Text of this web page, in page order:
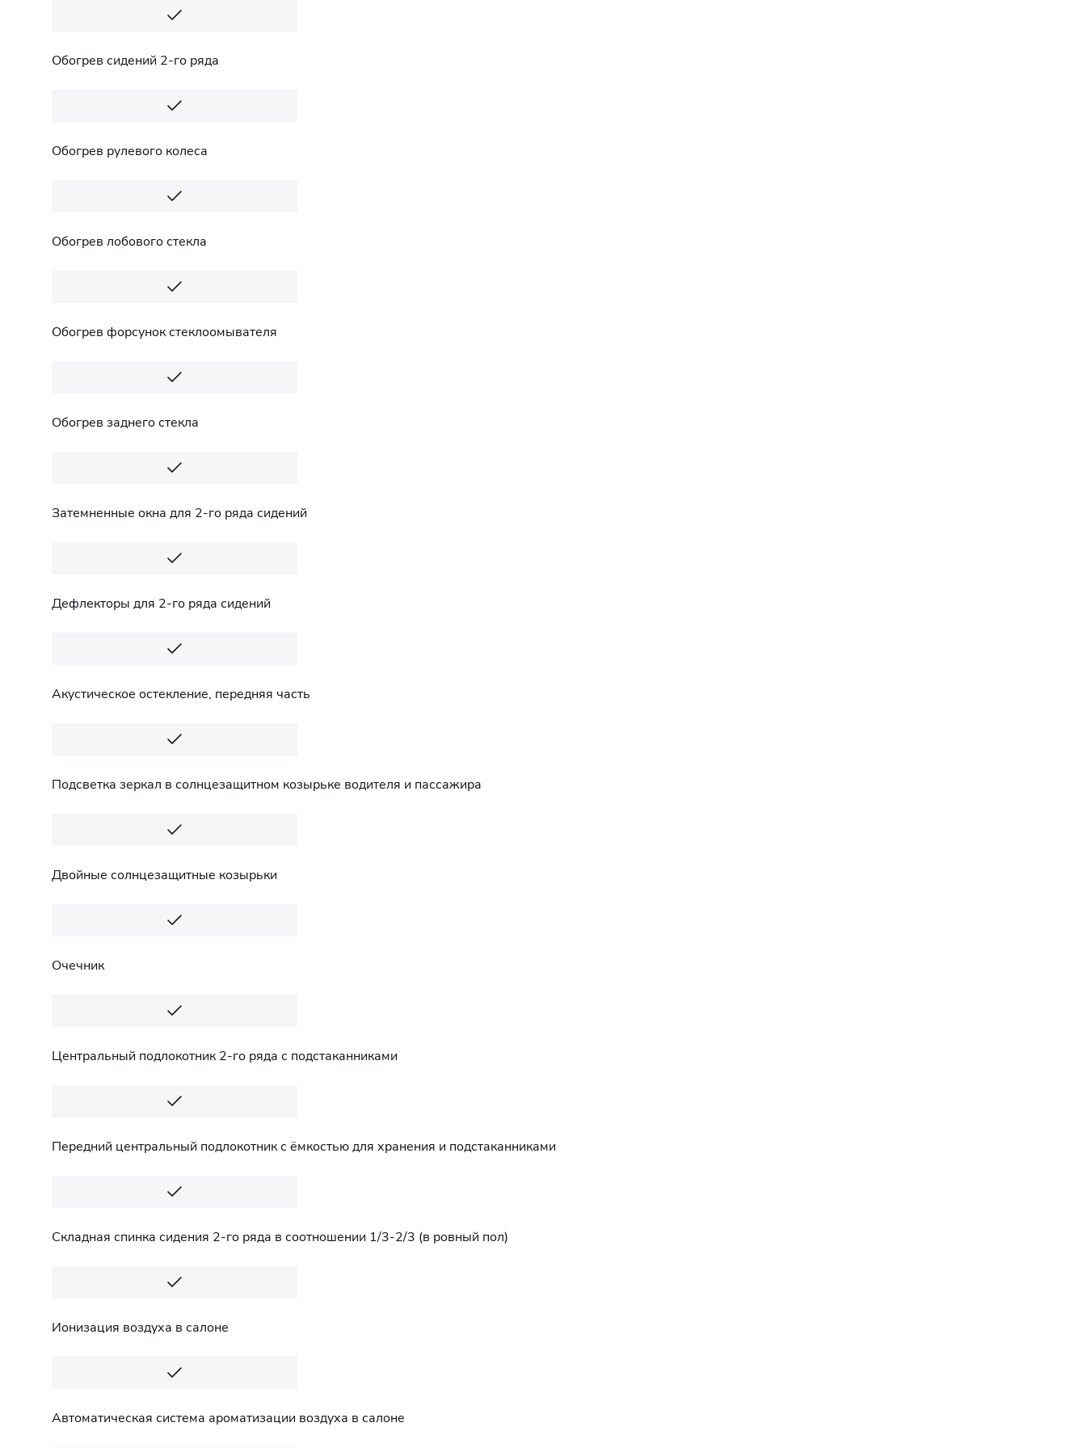
Обогрев сидений 2-го ряда
Обогрев рулевого колеса
Обогрев лобового стекла
Обогрев форсунок стеклоомывателя
Обогрев заднего стекла
Затемненные окна для 2-го ряда сидений
Дефлекторы для 2-го ряда сидений
Акустическое остекление, передняя часть
Подсветка зеркал в солнцезащитном козырьке водителя и пассажира
Двойные солнцезащитные козырьки
Очечник
Центральный подлокотник 2-го ряда с подстаканниками
Передний центральный подлокотник с ёмкостью для хранения и подстаканниками
Складная спинка сидения 2-го ряда в соотношении 1/3-2/3 (в ровный пол)
Ионизация воздуха в салоне
Автоматическая система ароматизации воздуха в салоне